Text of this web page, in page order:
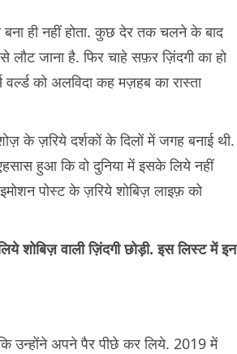
ही नहीं होता. कुछ देर तक चलने के बाद
जाना है. फिर चाहे सफ़र ज़िंदगी का हो
को अलविदा कह मज़हब का रास्ता
के ज़रिये दर्शकों के दिलों में जगह बनाई थी.
हुआ कि वो दुनिया में इसके लिये नहीं
पोस्ट के ज़रिये शोबिज़ लाइफ़ को
शोबिज़ वाली ज़िंदगी छोड़ी. इस लिस्ट में इन
कि उन्होंने अपने पैर पीछे कर लिये. 2019 में